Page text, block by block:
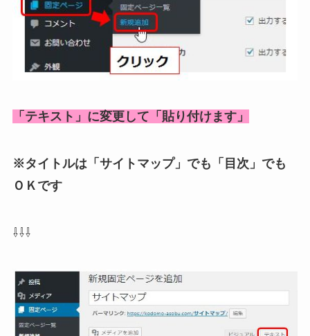
「テキスト」に変更して「貼り付けます」
※タイトルは「サイトマップ」でも「目次」でも
ＯＫです
⇩⇩⇩